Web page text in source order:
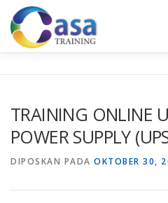
Lompat
konten
KONTAK KAMI
TRAINING ONLINE
POWER SUPPLY
DIPOSKAN PADA OKTOBER 30,